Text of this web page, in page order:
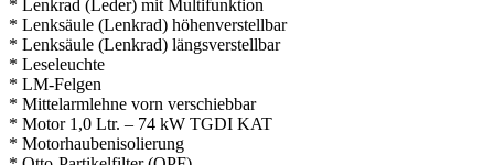
* Lenkrad (Leder) mit Multifunktion
* Lenksäule (Lenkrad) höhenverstellbar
* Lenksäule (Lenkrad) längsverstellbar
* Leseleuchte
* LM-Felgen
* Mittelarmlehne vorn verschiebbar
* Motor 1,0 Ltr. – 74 kW TGDI KAT
* Motorhaubenisolierung